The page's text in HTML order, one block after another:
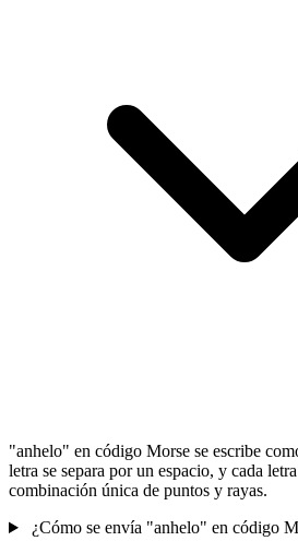
"anhelo" en código Morse se escribe
letra se separa por un espacio, y cada
combinación única de puntos y rayas.
¿Cómo se envía "anhelo" en código